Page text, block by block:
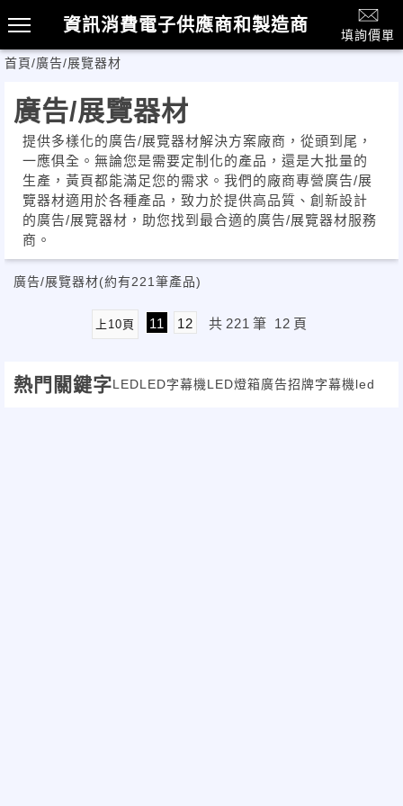
資訊消費電子供應商和製造商
填詢價單
首頁/廣告/展覽器材
廣告/展覽器材
提供多樣化的廣告/展覽器材解決方案廠商，從頭到尾，
一應俱全。無論您是需要定制化的產品，還是大批量的
生產，黃頁都能滿足您的需求。我們的廠商專營廣告/展
覽器材適用於各種產品，致力於提供高品質、創新設計
的廣告/展覽器材，助您找到最合適的廣告/展覽器材服務
商。
廣告/展覽器材(約有221筆產品)
上10頁 11 12 共 221 筆 12 頁
熱門關鍵字LEDLED字幕機LED燈箱廣告招牌字幕機led